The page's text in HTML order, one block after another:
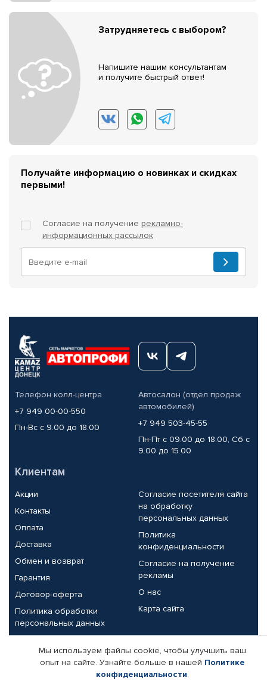
Затрудняетесь с выбором?
Напишите нашим консультантам
и получите быстрый ответ!
Получайте информацию о новинках и скидках
первыми!
Согласие на получение рекламно-
информационных рассылок
Телефон колл-центра
+7 949 00-00-550
Пн-Вс с 9.00 до 18.00
Автосалон (отдел продаж
автомобилей)
+7 949 503-45-55
Пн-Пт с 09.00 до 18.00, Сб с
9.00 до 15.00
Клиентам
Акции
Контакты
Оплата
Доставка
Обмен и возврат
Гарантия
Договор-оферта
Политика обработки
персональных данных
Согласие посетителя сайта
на обработку
персональных данных
Политика
конфиденциальности
Согласие на получение
рекламы
О нас
Карта сайта
Партнерам
Корпоративным клиентам Реквизиты компании
Мы используем файлы cookie, чтобы улучшить ваш
опыт на сайте. Узнайте больше в нашей Политике
конфиденциальности.